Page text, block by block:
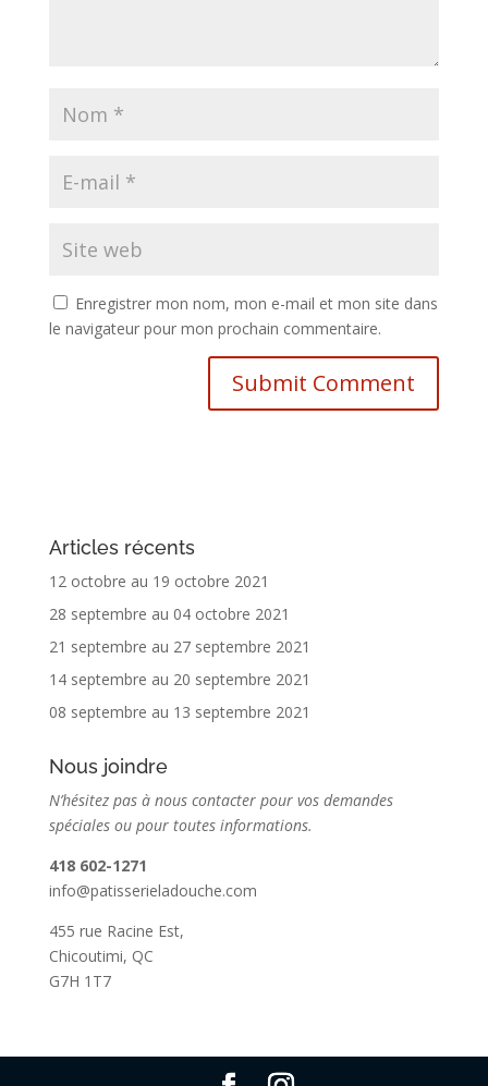
Enregistrer mon nom, mon e-mail et mon site dans
le navigateur pour mon prochain commentaire.
Articles récents
12 octobre au 19 octobre 2021
28 septembre au 04 octobre 2021
21 septembre au 27 septembre 2021
14 septembre au 20 septembre 2021
08 septembre au 13 septembre 2021
Nous joindre
N’hésitez pas à nous contacter pour vos demandes
spéciales ou pour toutes informations.
418 602-1271
info@patisserieladouche.com
455 rue Racine Est,
Chicoutimi, QC
G7H 1T7